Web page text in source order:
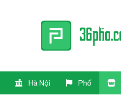
Hà Nội Phố